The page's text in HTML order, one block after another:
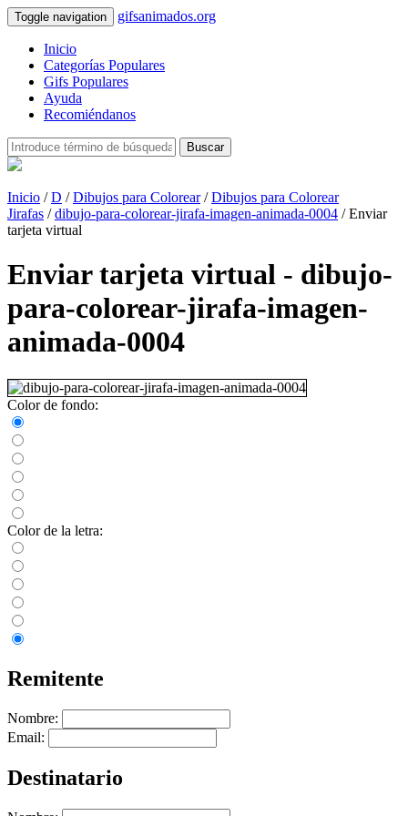
Toggle navigation gifsanimados.org
Inicio
Categorías Populares
Gifs Populares
Ayuda
Recomiéndanos
Buscar
Inicio /D /Dibujos para Colorear/Dibujos para Colorear
Jirafas /dibujo-para-colorear-jirafa-imagen-animada-0004 / Enviar
tarjeta virtual
Enviar tarjeta virtual - dibujo-
para-colorear-jirafa-imagen-
animada-0004
Color de fondo:
Color de la letra:
Remitente
Nombre:
Email:
Destinatario